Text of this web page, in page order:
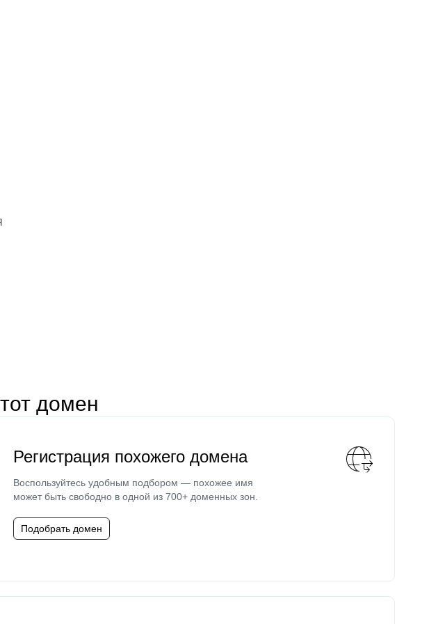
домен
Регистрация похожего домена
Воспользуйтесь удобным подбором — похожее имя
может быть свободно в одной из 700+ доменных зон.
Подобрать домен